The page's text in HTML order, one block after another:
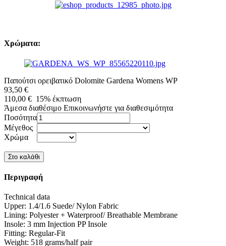
Χρώματα:
Παπούτσι ορειβατικό Dolomite Gardena Womens WP
93,50 €
110,00 € 15% έκπτωση
Άμεσα διαθέσιμο Επικοινωνήστε για διαθεσιμότητα
Ποσότητα
Μέγεθος
Χρώμα
Περιγραφή
Technical data
Upper: 1.4/1.6 Suede/ Nylon Fabric
Lining: Polyester + Waterproof/ Breathable Membrane
Insole: 3 mm Injection PP Insole
Fitting: Regular-Fit
Weight: 518 grams/half pair